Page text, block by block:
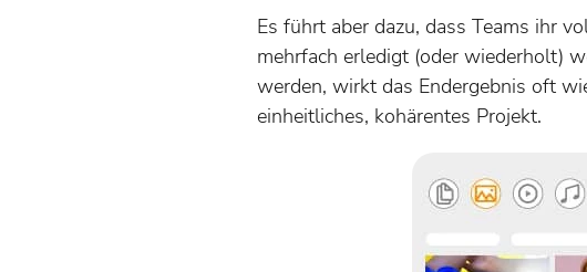
Es führt aber dazu, dass Teams ihr
mehrfach erledigt (oder wiederholt)
werden, wirkt das Endergebnis oft
einheitliches, kohärentes Projekt.